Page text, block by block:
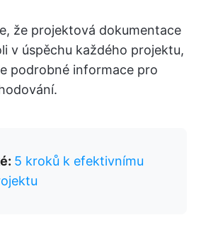
že projektová dokumentace
v úspěchu každého projektu,
podrobné informace pro
5 kroků k efektivnímu